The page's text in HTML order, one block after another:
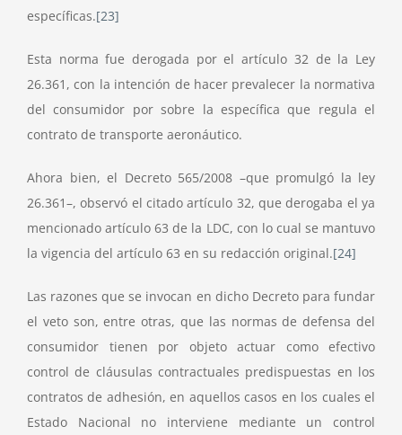
específicas.[23]
Esta norma fue derogada por el artículo 32 de la Ley
26.361, con la intención de hacer prevalecer la normativa
del consumidor por sobre la específica que regula el
contrato de transporte aeronáutico.
Ahora bien, el Decreto 565/2008 –que promulgó la ley
26.361–, observó el citado artículo 32, que derogaba el ya
mencionado artículo 63 de la LDC, con lo cual se mantuvo
la vigencia del artículo 63 en su redacción original.[24]
Las razones que se invocan en dicho Decreto para fundar
el veto son, entre otras, que las normas de defensa del
consumidor tienen por objeto actuar como efectivo
control de cláusulas contractuales predispuestas en los
contratos de adhesión, en aquellos casos en los cuales el
Estado Nacional no interviene mediante un control